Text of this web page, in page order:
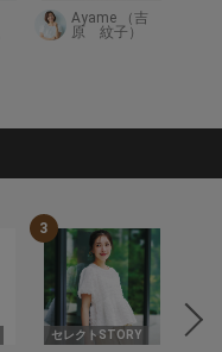
Ayame （吉
原 紋子）
3
セレクトSTORY